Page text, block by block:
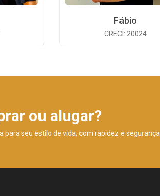
Fábio
CRECI: 20024
ou alugar?
para seu estilo de vida, com rapidez e segurança.